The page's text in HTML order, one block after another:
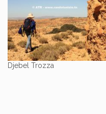
Djebel Trozza